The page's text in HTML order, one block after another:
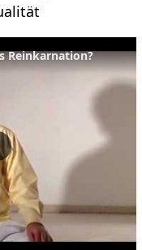
Reinkarnation?